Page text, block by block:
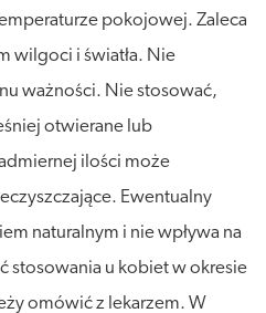
pokojowej. Zaleca
wilgoci i światła. Nie
ważności. Nie stosować,
otwierane lub
ilości może
Ewentualny
naturalnym i nie wpływa na
stosowania u kobiet w okresie
omówić z lekarzem. W